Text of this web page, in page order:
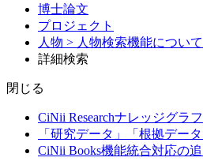
博士論文
プロジェクト
人物 > 人物検索機能について
詳細検索
閉じる
CiNii Researchナレッジグラ
「研究データ」「根拠デー
CiNii Books機能統合対応の